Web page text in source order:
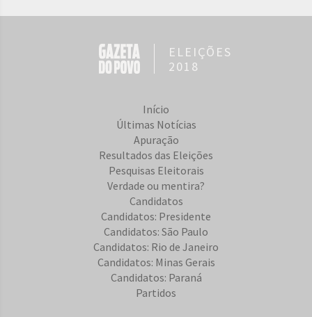
ELEIÇÕES
2018
Início
Últimas Notícias
Apuração
Resultados das Eleições
Pesquisas Eleitorais
Verdade ou mentira?
Candidatos
Candidatos: Presidente
Candidatos: São Paulo
Candidatos: Rio de Janeiro
Candidatos: Minas Gerais
Candidatos: Paraná
Partidos